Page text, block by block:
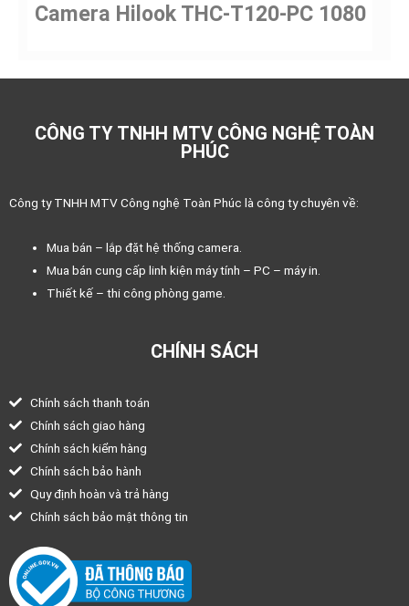
Camera Hilook THC-T120-PC 1080
CÔNG TY TNHH MTV CÔNG NGHỆ TOÀN
PHÚC
Công ty TNHH MTV Công nghệ Toàn Phúc là công ty chuyên về:
Mua bán – lắp đặt hệ thống camera.
Mua bán cung cấp linh kiện máy tính – PC – máy in.
Thiết kế – thi công phòng game.
CHÍNH SÁCH
Chính sách thanh toán
Chính sách giao hàng
Chính sách kiểm hàng
Chính sách bảo hành
Quy định hoàn và trả hàng
Chính sách bảo mật thông tin